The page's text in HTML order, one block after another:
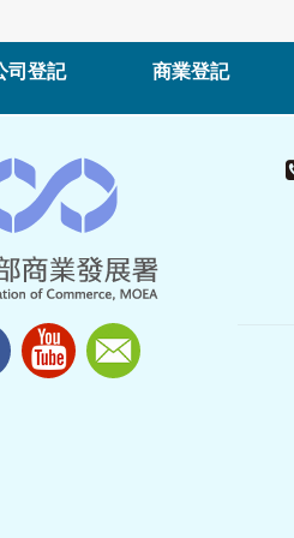
司登記 商業登記